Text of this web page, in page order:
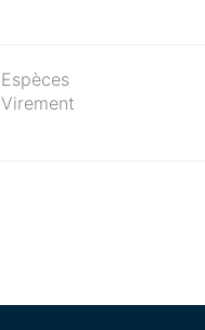
Espèces
Virement